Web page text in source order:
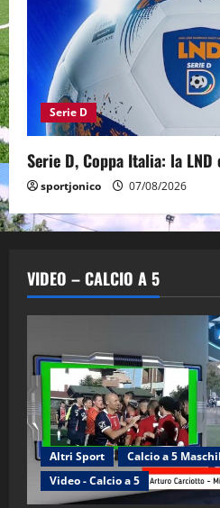
Serie D
Serie D, Coppa Italia: la
sportjonico 07/08/2026
VIDEO – CALCIO A 5
Altri Sport Calcio a 5
Video - Calcio a 5